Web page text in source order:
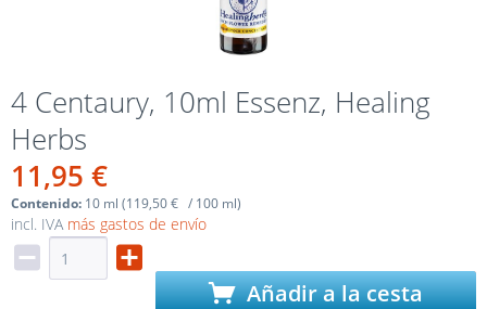
4 Centaury, 10ml Essenz, Healing
Herbs
11,95 €
Contenido: 10 ml (119,50 € / 100 ml)
incl. IVA más gastos de envío
Añadir a la cesta